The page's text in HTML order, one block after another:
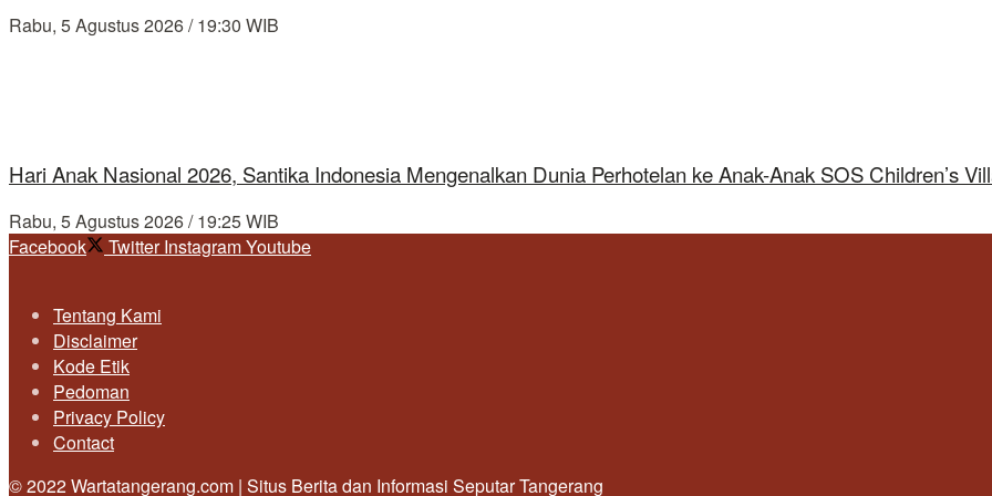
Rabu, 5 Agustus 2026 / 19:30 WIB
Hari Anak Nasional 2026, Santika Indonesia Mengenalkan Dunia Perhotelan ke Anak-Anak SOS Children’s
Rabu, 5 Agustus 2026 / 19:25 WIB
Facebook
Twitter InstagramYoutube
Tentang Kami
Disclaimer
Kode Etik
Pedoman
Privacy Policy
Contact
© 2022 Wartatangerang.com | Situs Berita dan Informasi Seputar Tangerang